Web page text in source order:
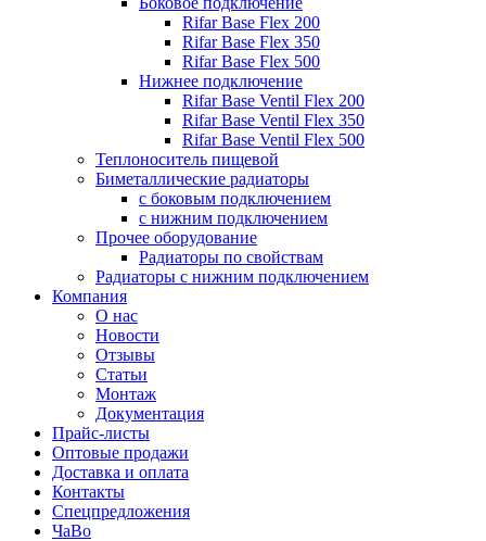
Rifar Base Flex 200
Rifar Base Flex 350
Rifar Base Flex 500
Нижнее подключение
Rifar Base Ventil Flex 200
Rifar Base Ventil Flex 350
Rifar Base Ventil Flex 500
Теплоноситель пищевой
Биметаллические радиаторы
с боковым подключением
с нижним подключением
Прочее оборудование
Радиаторы по свойствам
Радиаторы с нижним подключением
Компания
О нас
Новости
Отзывы
Статьи
Монтаж
Документация
Прайс-листы
Оптовые продажи
Доставка и оплата
Контакты
Спецпредложения
ЧаВо